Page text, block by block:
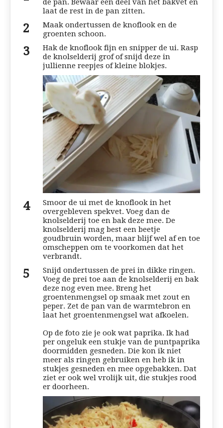
laat de rest in de pan zitten.
Maak ondertussen de knoflook en de
groenten schoon.
Hak de knoflook fijn en snipper de ui. Rasp
de knolselderij grof of snijd deze in
jullienne reepjes of kleine blokjes.
Smoor de ui met de knoflook in het
overgebleven spekvet. Voeg dan de
knolselderij toe en bak deze mee. De
knolselderij mag best een beetje
goudbruin worden, maar blijf wel af en toe
omscheppen om te voorkomen dat het
verbrandt.
Snijd ondertussen de prei in dikke ringen.
Voeg de prei toe aan de knolselderij en bak
deze nog even mee. Breng het
groentenmengsel op smaak met zout en
peper. Zet de pan van de warmtebron en
laat het groentenmengsel wat afkoelen.
Op de foto zie je ook wat paprika. Ik had
per ongeluk een stukje van de puntpaprika
doormidden gesneden. Die kon ik niet
meer als ringen gebruiken en heb ik in
stukjes gesneden en mee opgebakken. Dat
ziet er ook wel vrolijk uit, die stukjes rood
er doorheen.